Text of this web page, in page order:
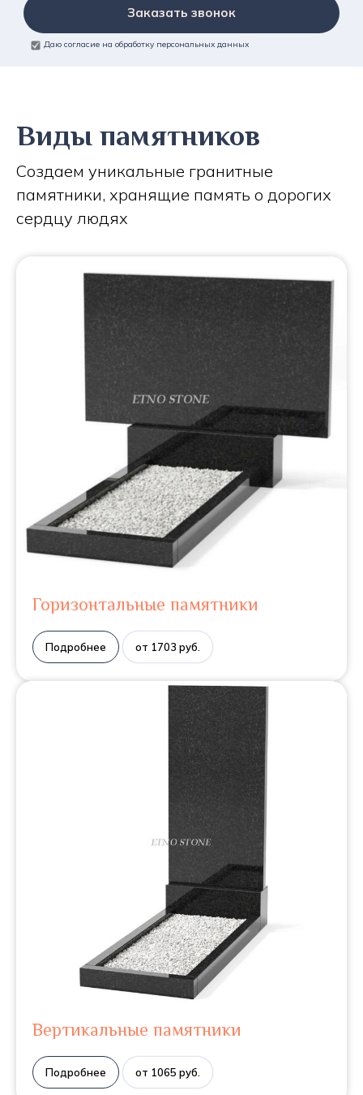
Заказать звонок
Даю согласие на обработку персональных данных
Виды памятников
Создаем уникальные гранитные
памятники, хранящие память о дорогих
сердцу людях
Горизонтальные памятники
Подробнее от 1703 руб.
Вертикальные памятники
Подробнее от 1065 руб.